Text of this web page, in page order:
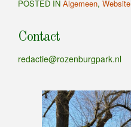
POSTED IN Algemeen, Website
Contact
redactie@rozenburgpark.nl